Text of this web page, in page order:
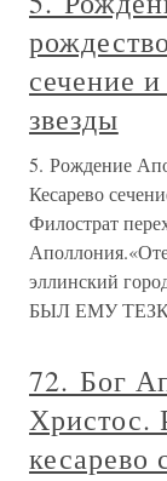
сечение
звезды
5. Рождение
Кесарево
Филострат
эллинский
БЫЛ ЕМУ
72. Бог
Христос.
кесарево